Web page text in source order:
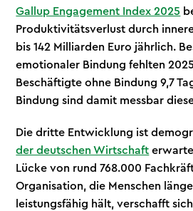
Gallup Engagement Index 2025
Produktivitätsverlust durch
bis 142 Milliarden Euro jährlich.
emotionaler Bindung fehlten
Beschäftigte ohne Bindung 9,7
Bindung sind damit messbar
Die dritte Entwicklung ist
der deutschen Wirtschaft
Lücke von rund 768.000
Organisation, die Menschen
leistungsfähig hält, verschafft